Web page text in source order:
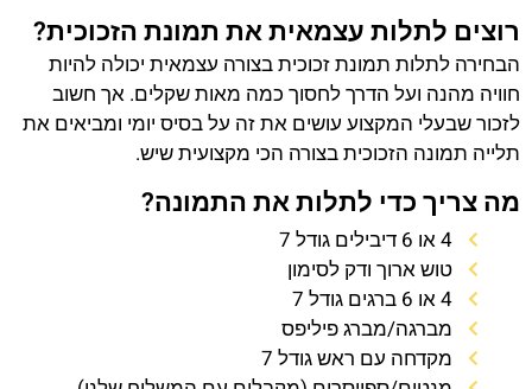
רוצים לתלות עצמאית את תמונת הזכוכית?
הבחירה לתלות תמונת זכוכית בצורה עצמאית יכולה להיות
חוויה מהנה ועל הדרך לחסוך כמה מאות שקלים. אך חשוב
לזכור שבעלי המקצוע עושים את זה על בסיס יומי ומביאים את
תלייה תמונה הזכוכית בצורה הכי מקצועית שיש.
מה צריך כדי לתלות את התמונה?
4 או 6 דיבילים גודל 7
טוש ארוך ודק לסימון
4 או 6 ברגים גודל 7
מברגה/מברג פיליפס
מקדחה עם ראש גודל 7